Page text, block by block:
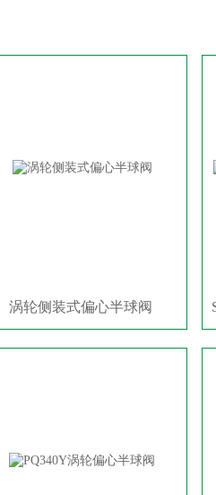
涡轮侧装式偏心半球阀